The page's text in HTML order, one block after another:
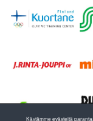
Käytämme evästeitä